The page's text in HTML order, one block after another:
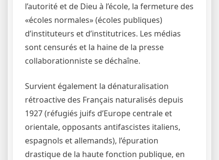
l’autorité et de Dieu à l’école, la fermeture des
«écoles normales» (écoles publiques)
d’instituteurs et d’institutrices. Les médias
sont censurés et la haine de la presse
collaborationniste se déchaîne.
Survient également la dénaturalisation
rétroactive des Français naturalisés depuis
1927 (réfugiés juifs d’Europe centrale et
orientale, opposants antifascistes italiens,
espagnols et allemands), l’épuration
drastique de la haute fonction publique, en